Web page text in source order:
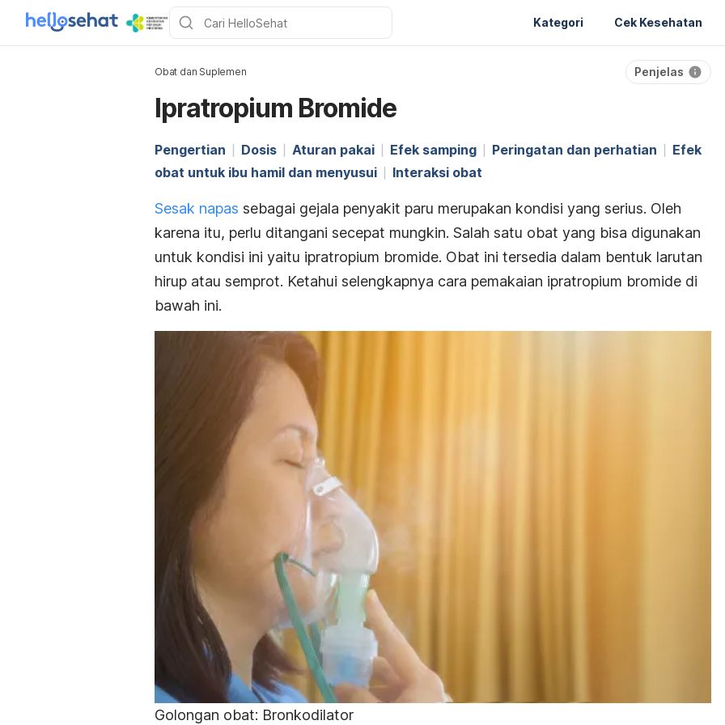
Kategori Cek Kesehatan
Obat dan Suplemen Penjelas
Ipratropium Bromide
Pengertian Dosis Aturan pakai Efek samping Peringatan dan perhatian
Efek
obat untuk ibu hamil dan menyusui
Interaksi obat
Sesak napas sebagai gejala penyakit paru merupakan kondisi yang serius. Oleh
karena itu, perlu ditangani secepat mungkin. Salah satu obat yang bisa digunakan
untuk kondisi ini yaitu ipratropium bromide. Obat ini tersedia dalam bentuk larutan
hirup atau semprot. Ketahui selengkapnya cara pemakaian ipratropium bromide di
bawah ini.
Golongan obat: Bronkodilator